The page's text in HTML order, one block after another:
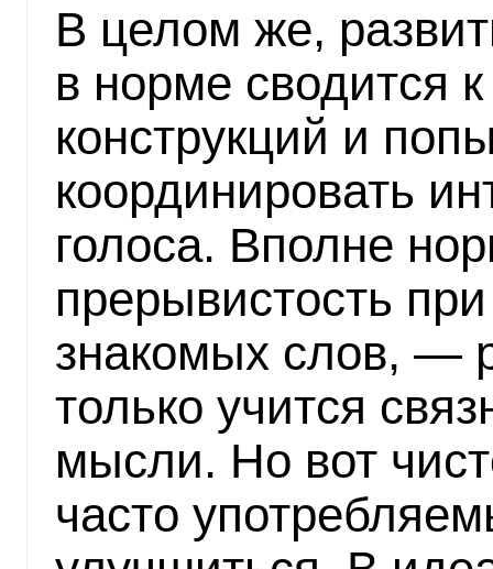
В целом же,
в норме сводится
конструкций и
координировать
голоса. Вполне
прерывистость
знакомых слов, —
только учится
мысли. Но вот
часто